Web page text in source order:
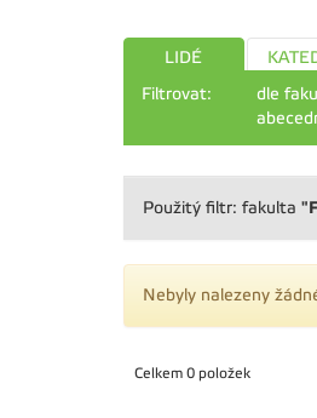
LIDÉ
Filtrovat:
dle
Použitý filtr: fakulta
Nebyly nalezeny
Celkem 0 položek